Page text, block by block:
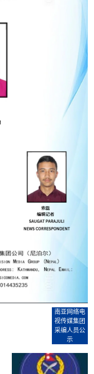
南亚网络电
视传媒集团
采编人员公
示